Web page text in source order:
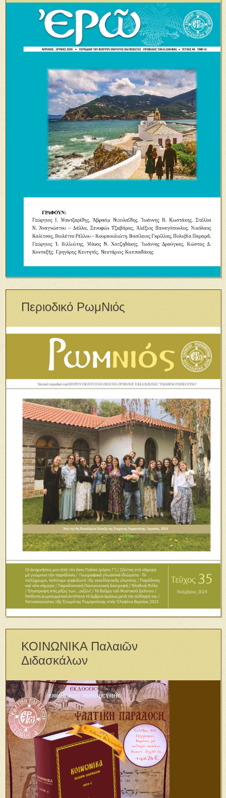
Περιοδικό ΡωμΝιός
ΚΟΙΝΩΝΙΚΑ Παλαιῶν
Διδασκάλων